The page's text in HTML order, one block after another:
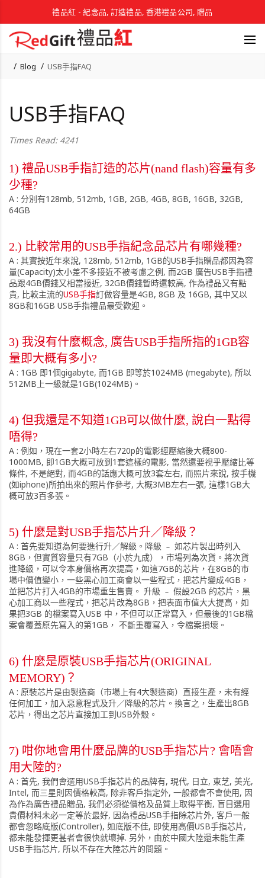
禮品紅 - 紀念品, 訂造禮品, 香港禮品公司, 贈品
Blog USB手指FAQ
USB手指FAQ
Times Read: 4241
1) 禮品USB手指訂造的芯片(nand flash)容量有多
少種?
A : 分別有128mb, 512mb, 1GB, 2GB, 4GB, 8GB, 16GB, 32GB,
64GB
2.) 比較常用的USB手指紀念品芯片有哪幾種?
A : 其實按近年來說, 128mb, 512mb, 1GB的USB手指贈品都因為容
量(Capacity)太小差不多接近不被考慮之例, 而2GB 廣告USB手指禮
品跟4GB價錢又相當接近, 32GB價錢暫時還較高, 作為禮品又有點
貴, 比較主流的USB手指訂做容量是4GB, 8GB 及 16GB, 其中又以
8GB和16GB USB手指禮品最受歡迎。
3) 我沒有什麼概念, 廣告USB手指所指的1GB容
量即大概有多小?
A : 1GB 即1個gigabyte, 而1GB 即等於1024MB (megabyte), 所以
512MB上一級就是1GB(1024MB)。
4) 但我還是不知道1GB可以做什麼, 說白一點得
唔得?
A : 例如，現在一套2小時左右720p的電影經壓縮後大概800-
1000MB, 即1GB大概可放到1套這樣的電影, 當然還要視乎壓縮比等
條件, 不是絕對, 而4GB的話應大概可放3套左右, 而照片來說, 按手機
(如iphone)所拍出來的照片作參考, 大概3MB左右一張, 這樣1GB大
概可放3百多張。
5) 什麼是對USB手指芯片升／降級？
A : 首先要知道為何要進行升／解級。降級 ﹣ 如芯片製出時列入
8GB，但實質容量只有7GB（小於九成），市場列為次貨。將次貨
進降級，可以令本身價格再次提高，如這7GB的芯片，在8GB的市
場中價值變小，一些黑心加工商會以一些程式，把芯片變成4GB，
並把芯片打入4GB的市場重生售賣。 升級 ﹣ 假設2GB 的芯片，黑
心加工商以一些程式，把芯片改為8GB，把表面市值大大提高，如
果把3GB 的檔案寫入USB 中，不但可以正常寫入，但最後的1GB檔
案會覆蓋原先寫入的第1GB， 不斷重覆寫入，令檔案損壞。
6) 什麼是原裝USB手指芯片(ORIGINAL
MEMORY)？
A : 原裝芯片是由製造商（市場上有4大製造商）直接生產，未有經
任何加工，加入惡意程式及升／降級的芯片。換言之，生產出8GB
芯片，得出之芯片直接加工到USB外殼。
7) 咁你地會用什麼品牌的USB手指芯片? 會唔會
用大陸的?
A : 首先, 我們會選用USB手指芯片的品牌有, 現代, 日立, 東芝, 美光,
Intel, 而三星則因價格較高, 除非客戶指定外, 一般都會不會使用, 因
為作為廣告禮品贈品, 我們必須從價格及品質上取得平衡, 盲目選用
貴價材料未必一定等於最好, 因為禮品USB手指除芯片外, 客戶一般
都會忽略底版(Controller), 如底版不佳, 即使用高價USB手指芯片,
都未能發揮更甚者會很快就壞掉. 另外，由於中國大陸還未能生產
USB手指芯片, 所以不存在大陸芯片的問題。